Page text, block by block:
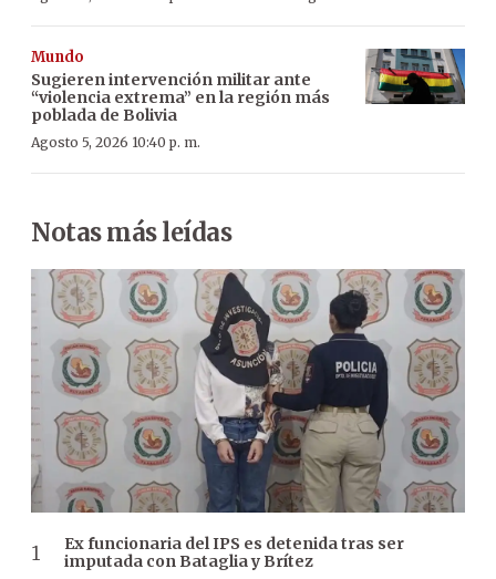
Mundo
Sugieren intervención militar ante
“violencia extrema” en la región más
poblada de Bolivia
Agosto 5, 2026 10:40 p. m.
Notas más leídas
Ex funcionaria del IPS es detenida tras ser
imputada con Bataglia y Brítez